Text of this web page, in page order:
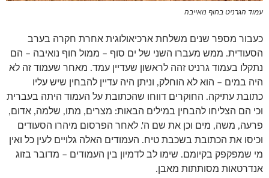
עמוד הגרניט בחוף נואייבה
כעבור מספר שנים משלחת ארכיאולוגית אחרת חקרה בערב
הסעודית. ממש מעברו השני של ים סוף – ממול חוף נואיבה – הם
נתקלו בעמוד גרניט זהה לראשון שעדיין עמד. מאחר שעמוד זה לא
היה במים – הוא לא הוחלק, וניתן היה עדיין להבחין שיש עליו
כתובת עתיקה. החוקרים דווחו שהכתובת על העמוד היתה בעברית
וכי הם הצליחו להבחין במילים הבאות: מצרים, מתו, שלמה, אדום,
פרעה, משה, מים וכן את שם ה'. לאחר הפרסום מיהרו הסעודים
וכיסו את הכתובת בשכבת טיח. העמודים האלה גלויים לעין כל ואין
מי שמפקפק בקיומם. שימו לב לדמיון בין העמודים – מדובר בזוג
אנדרטאות מסותתות מאבן.